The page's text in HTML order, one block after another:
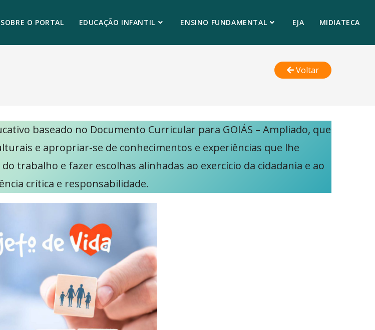
SOBRE O PORTAL EDUCAÇÃO INFANTIL ENSINO FUNDAMENTAL EJA MIDIATECA
Voltar
baseado no Documento Curricular para GOIÁS – Ampliado, que
e apropriar-se de conhecimentos e experiências que lhe
trabalho e fazer escolhas alinhadas ao exercício da cidadania e ao
crítica e responsabilidade.